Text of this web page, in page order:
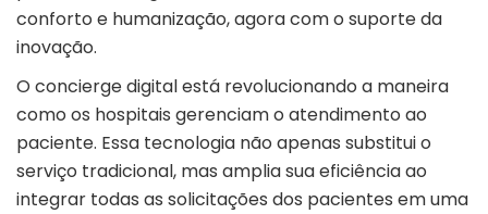
conforto e humanização, agora com o suporte da
inovação.
O concierge digital está revolucionando a maneira
como os hospitais gerenciam o atendimento ao
paciente. Essa tecnologia não apenas substitui o
serviço tradicional, mas amplia sua eficiência ao
integrar todas as solicitações dos pacientes em uma